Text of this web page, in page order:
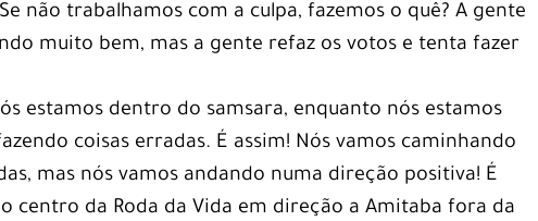
não trabalhamos com a culpa, fazemos o quê? A gente
muito bem, mas a gente refaz os votos e tenta fazer
estamos dentro do samsara, enquanto nós estamos
coisas erradas. É assim! Nós vamos caminhando
mas nós vamos andando numa direção positiva! É
centro da Roda da Vida em direção a Amitaba fora da